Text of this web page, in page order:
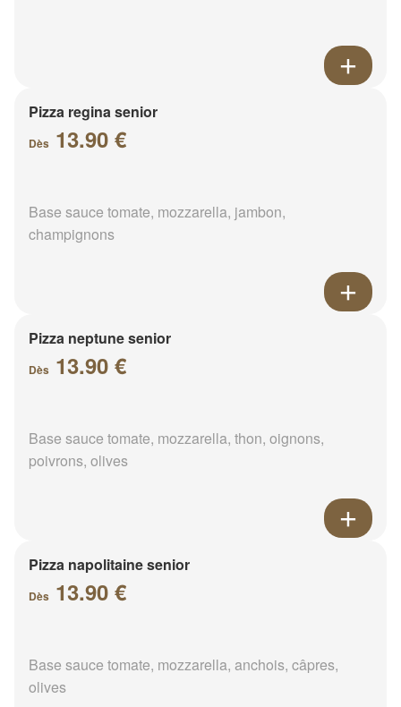
Pizza regina senior
Dès 13.90 €
Base sauce tomate, mozzarella, jambon,
champignons
Pizza neptune senior
Dès 13.90 €
Base sauce tomate, mozzarella, thon, oignons,
poivrons, olives
Pizza napolitaine senior
Dès 13.90 €
Base sauce tomate, mozzarella, anchois, câpres,
olives